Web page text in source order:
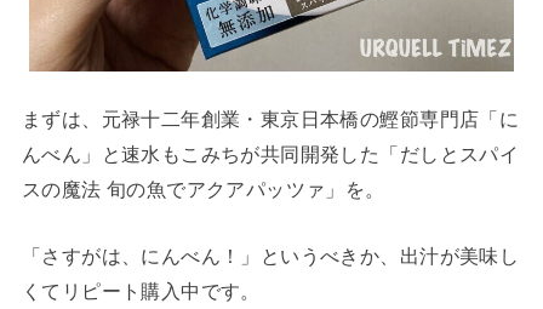
まずは、元禄十二年創業・東京日本橋の鰹節専門店「に
んべん」と速水もこみちが共同開発した「だしとスパイ
スの魔法 旬の魚でアクアパッツァ」を。
「さすがは、にんべん！」というべきか、出汁が美味し
くてリピート購入中です。